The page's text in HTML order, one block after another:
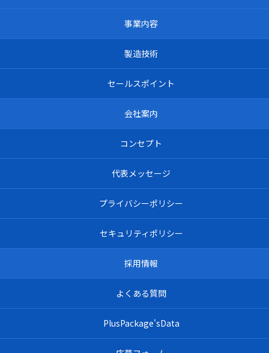
事業内容
製造技術
セールスポイント
会社案内
コンセプト
代表メッセージ
プライバシーポリシー
セキュリティポリシー
採用情報
よくある質問
PlusPackage'sData